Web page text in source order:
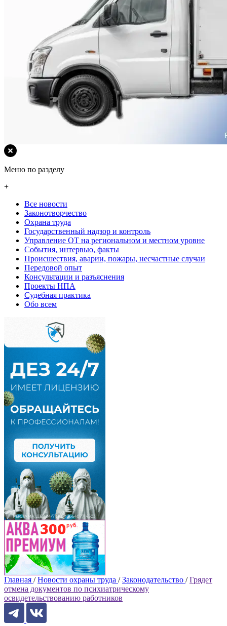
Меню по разделу
+
Все новости
Законотворчество
Охрана труда
Государственный надзор и контроль
Управление ОТ на региональном и местном уровне
События, интервью, факты
Происшествия, аварии, пожары, несчастные случаи
Передовой опыт
Консультации и разъяснения
Проекты НПА
Судебная практика
Обо всем
Главная / Новости охраны труда / Законодательство / Грядет
отмена документов по психиатрическому
освидетельствованию работников